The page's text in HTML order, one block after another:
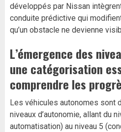
développés par Nissan
conduite prédictive qui
qu’un obstacle ne devienne
L’émergence des
une catégorisation
comprendre les
Les véhicules autonomes sont
niveaux d’autonomie, allant du
automatisation) au niveau 5